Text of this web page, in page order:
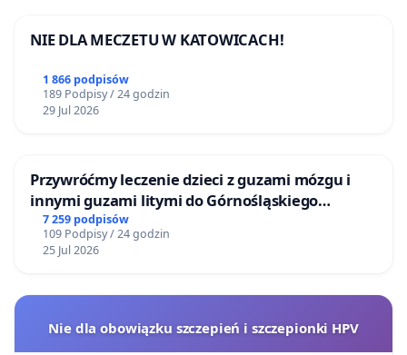
jest właśnie umieszczenie dzieła będącego
Europie podręczników metalurgicznych, chociaż na
czas dłuższy – właśnie w Muzeum Hutnictwa, na
że prośba ta będzie iskierką inicjującą rozmowę ze
społecznością na Śląsku o tym niezwykłym dziele.
Z wyrazami szacunku łącząc serdeczności
#SztukaŁączy & #ZgodaBuduje
NIE DLA MECZETU W KATOWICACH!
1 866 podpisów
189 Podpisy / 24 godzin
29 Jul 2026
Przywróćmy leczenie dzieci z guzami mózgu i
innymi guzami litymi do Górnośląskiego
Centrum Zdrowia Dziecka w Katowicach
7 259 podpisów
109 Podpisy / 24 godzin
25 Jul 2026
Nie dla obowiązku szczepień i szczepionki HPV